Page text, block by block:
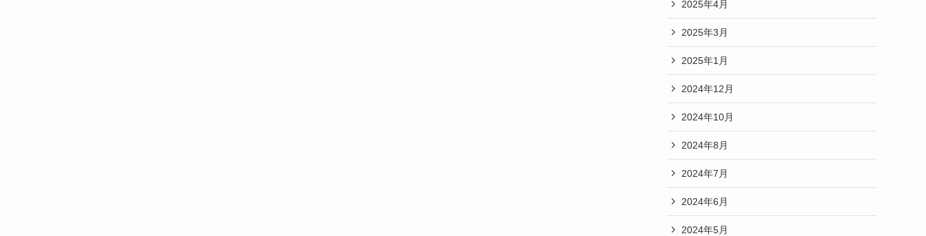
2025年4月
2025年3月
2025年1月
2024年12月
2024年10月
2024年8月
2024年7月
2024年6月
2024年5月